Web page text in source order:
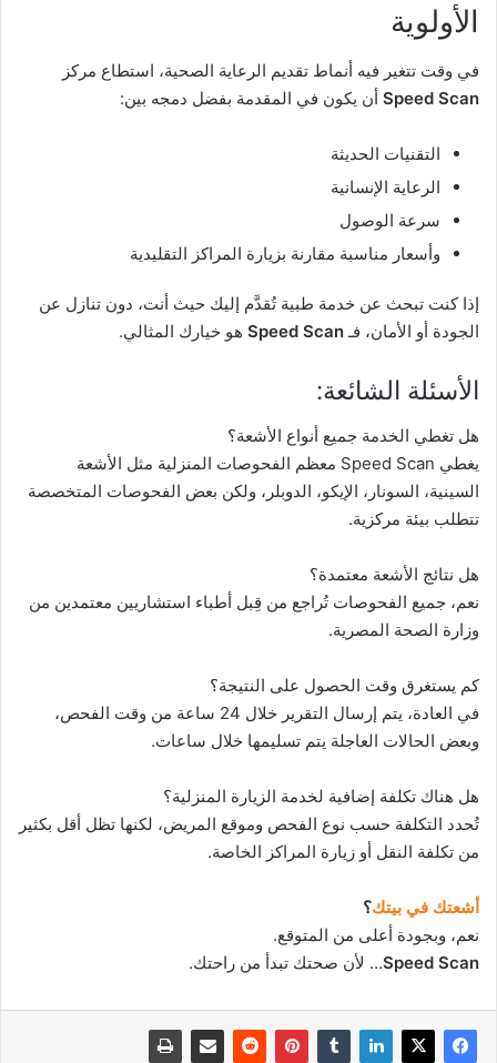
الأولوية
في وقت تتغير فيه أنماط تقديم الرعاية الصحية، استطاع مركز
Speed Scan أن يكون في المقدمة بفضل دمجه بين:
التقنيات الحديثة
الرعاية الإنسانية
سرعة الوصول
وأسعار مناسبة مقارنة بزيارة المراكز التقليدية
إذا كنت تبحث عن خدمة طبية تُقدَّم إليك حيث أنت، دون تنازل عن
الجودة أو الأمان، فـSpeed Scan هو خيارك المثالي.
الأسئلة الشائعة:
هل تغطي الخدمة جميع أنواع الأشعة؟
يغطي Speed Scan معظم الفحوصات المنزلية مثل الأشعة
السينية، السونار، الإيكو، الدوبلر، ولكن بعض الفحوصات المتخصصة
تتطلب بيئة مركزية.
هل نتائج الأشعة معتمدة؟
نعم، جميع الفحوصات تُراجع من قِبل أطباء استشاريين معتمدين من
وزارة الصحة المصرية.
كم يستغرق وقت الحصول على النتيجة؟
في العادة، يتم إرسال التقرير خلال 24 ساعة من وقت الفحص،
وبعض الحالات العاجلة يتم تسليمها خلال ساعات.
هل هناك تكلفة إضافية لخدمة الزيارة المنزلية؟
تُحدد التكلفة حسب نوع الفحص وموقع المريض، لكنها تظل أقل بكثير
من تكلفة النقل أو زيارة المراكز الخاصة.
أشعتك في بيتك؟
نعم، وبجودة أعلى من المتوقع.
Speed Scan… لأن صحتك تبدأ من راحتك.